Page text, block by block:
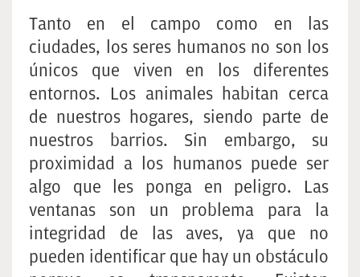
Tanto en el campo como en las
ciudades, los seres humanos no son los
únicos que viven en los diferentes
entornos. Los animales habitan cerca
de nuestros hogares, siendo parte de
nuestros barrios. Sin embargo, su
proximidad a los humanos puede ser
algo que les ponga en peligro. Las
ventanas son un problema para la
integridad de las aves, ya que no
pueden identificar que hay un obstáculo